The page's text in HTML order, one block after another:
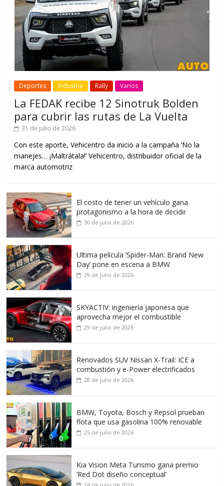
Deportes Industria Rally Varios
La FEDAK recibe 12 Sinotruk Bolden
para cubrir las rutas de La Vuelta
31 de julio de 2026
Con este aporte, Vehicentro da inicio a la campaña ‘No la
manejes… ¡Maltrátala!’ Vehicentro, distribuidor oficial de la
marca automotriz
El costo de tener un vehículo gana
protagonismo a la hora de decidir
30 de julio de 2026
Ultima película ‘Spider‑Man: Brand New
Day’ pone en escena a BMW
29 de julio de 2026
SKYACTIV: ingeniería japonesa que
aprovecha mejor el combustible
29 de julio de 2026
Renovados SUV Nissan X-Trail: ICE a
combustión y e-Power electrificados
28 de julio de 2026
BMW, Toyota, Bosch y Repsol prueban
flota que usa gasolina 100% renovable
25 de julio de 2026
Kia Vision Meta Turismo gana premio
‘Red Dot diseño conceptual’